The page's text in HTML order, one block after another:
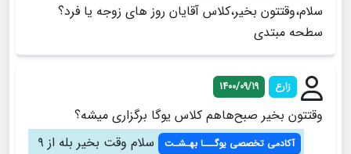
سلام،وقتتون بخیر،کلاس آقایان روز های زوجه یا فرد؟
سطحه مبتدی
زارع 1400/09/19
وقتتون بخیر صبح‌هاهم کلاس یوگا برگزاری میشه؟
آکادمی تخصصی یوگـــا بهـشـت
سلام وقت بخیر بله از ۹